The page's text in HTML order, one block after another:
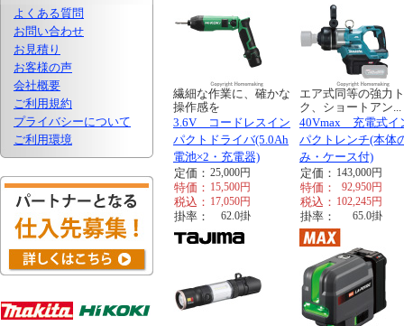
よくある質問
お問い合わせ
お見積り
お客様の声
会社概要
ご利用規約
プライバシーについて
ご利用環境
繊細な作業に、確かな
操作感を
3.6V コードレスイン
パクトドライバ(5.0Ah
電池×2・充電器)
定価： 25,000円
特価： 15,500円
税込： 17,050円
掛率： 62.0掛
エア式同等の強力
ク、ショートアン...
40Vmax 充電式イ
パクトレンチ(本体
み・ケース付)
定価： 143,000円
特価： 92,950円
税込： 102,245円
掛率： 65.0掛